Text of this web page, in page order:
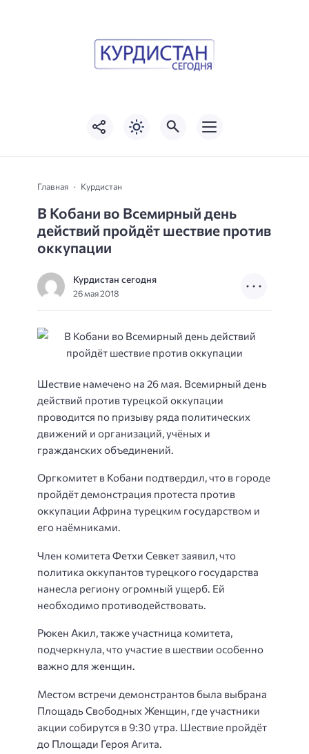
Главная Курдистан
В Кобани во Всемирный день
действий пройдёт шествие против
оккупации
Курдистан сегодня
26 мая 2018
Шествие намечено на 26 мая. Всемирный день
действий против турецкой оккупации
проводится по призыву ряда политических
движений и организаций, учёных и
гражданских объединений.
Оргкомитет в Кобани подтвердил, что в городе
пройдёт демонстрация протеста против
оккупации Африна турецким государством и
его наёмниками.
Член комитета Фетхи Севкет заявил, что
политика оккупантов турецкого государства
нанесла региону огромный ущерб. Ей
необходимо противодействовать.
Рюкен Акил, также участница комитета,
подчеркнула, что участие в шествии особенно
важно для женщин.
Местом встречи демонстрантов была выбрана
Площадь Свободных Женщин, где участники
акции собирутся в 9:30 утра. Шествие пройдёт
до Площади Героя Агита.